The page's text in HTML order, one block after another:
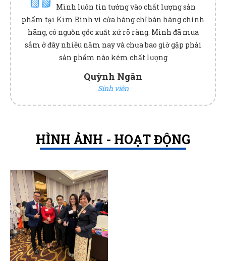
Mình luôn tin tưởng vào chất lượng sản
phẩm tại Kim Bình vì cửa hàng chỉ bán hàng chính
hãng, có nguồn gốc xuất xứ rõ ràng. Mình đã mua
sắm ở đây nhiều năm nay và chưa bao giờ gặp phải
sản phẩm nào kém chất lượng
Quỳnh Ngân
Sinh viên
HÌNH ẢNH - HOẠT ĐỘNG